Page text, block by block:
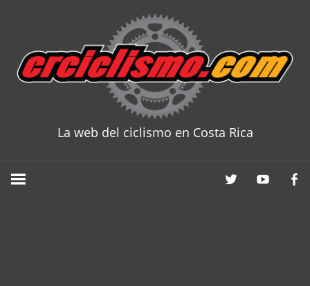
content
La web del ciclismo en Costa Rica